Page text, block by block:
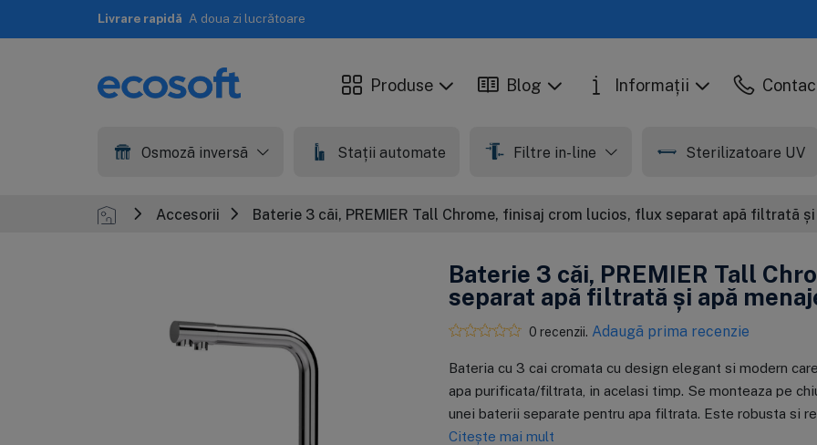
Livrare rapidă A doua zi lucrătoare
Produse Blog Informații
Osmoză inversă
Set balance, 5
cartuse pentru
osmoza inversa
standard, pre si
Stații automate Filtre in-line
Cartus din
carbune activat
granular, Ecosoft
CHV2510, pentru
Sterilizatoare UV
Accesorii Baterie 3 căi, PREMIER Tall Chrome, finisaj crom lucios, flux separat apă filtrată
Baterie 3 căi, PREMIER Tall
separat apă filtrată și apă
0 recenzii. Adaugă prima recenzie
Bateria cu 3 cai cromata cu design elegant si modern
apa purificata/filtrata, in acelasi timp. Se monteaza pe
unei baterii separate pentru apa filtrata. Este robusta si
Citește mai mult